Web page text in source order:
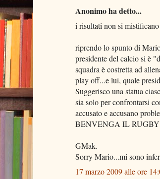
Anonimo ha detto...
i risultati non si
riprendo lo spunto di
presidente del calcio si è
squadra è costretta ad
play off...e lui, quale
Suggerisco una statua
sia solo per confrontarsi
accusato e accusano
BENVENGA IL
GMak.
Sorry Mario...mi sono
17 marzo 2009 alle ore